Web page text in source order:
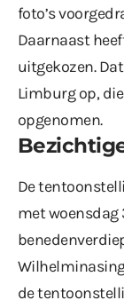
foto’s
Daarnaast
uitgekozen.
Limburg op,
opgenomen.
De
met
de